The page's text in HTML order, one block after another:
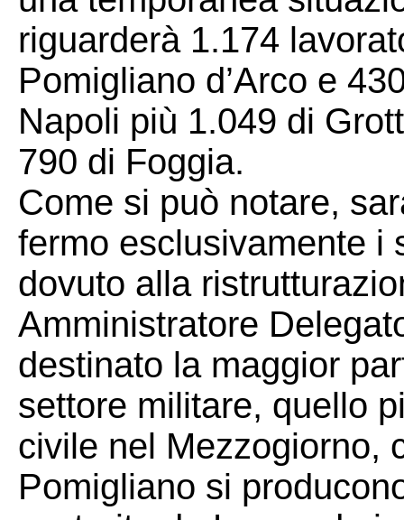
riguarderà 1.174
Pomigliano d’Arco e
Napoli più 1.049 di
790 di Foggia.
Come si può notare,
fermo esclusivamente i
dovuto alla
Amministratore
destinato la maggior
settore militare, quello
civile nel Mezzogiorno,
Pomigliano si